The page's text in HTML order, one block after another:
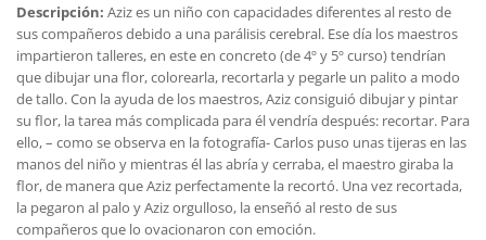
Descripción: Aziz es un niño con capacidades diferentes al resto de
sus compañeros debido a una parálisis cerebral. Ese día los maestros
impartieron talleres, en este en concreto (de 4º y 5º curso) tendrían
que dibujar una flor, colorearla, recortarla y pegarle un palito a modo
de tallo. Con la ayuda de los maestros, Aziz consiguió dibujar y pintar
su flor, la tarea más complicada para él vendría después: recortar. Para
ello, – como se observa en la fotografía- Carlos puso unas tijeras en las
manos del niño y mientras él las abría y cerraba, el maestro giraba la
flor, de manera que Aziz perfectamente la recortó. Una vez recortada,
la pegaron al palo y Aziz orgulloso, la enseñó al resto de sus
compañeros que lo ovacionaron con emoción.